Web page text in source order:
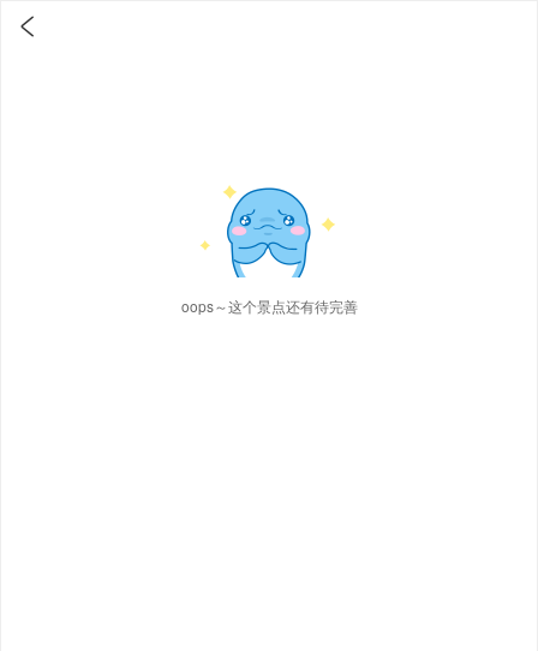

oops～这个景点还有待完善